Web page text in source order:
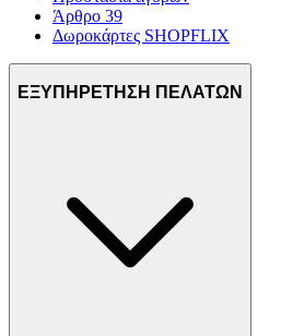
Άρθρο 39
Δωροκάρτες SHOPFLIX
ΕΞΥΠΗΡΕΤΗΣΗ ΠΕΛΑΤΩΝ